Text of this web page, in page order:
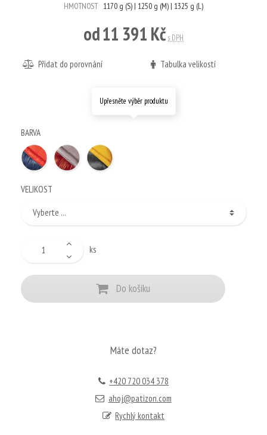
HMOTNOST 1170 g (S) | 1250 g (M) | 1325 g (L)
od11 391 Kč s DPH
Přidat do porovnání Tabulka velikostí
Upřesněte výběr produktu
BARVA
VELIKOST
ks
Do košíku
Máte dotaz?
+420 720 034 378
ahoj@patizon.com
Rychlý kontakt